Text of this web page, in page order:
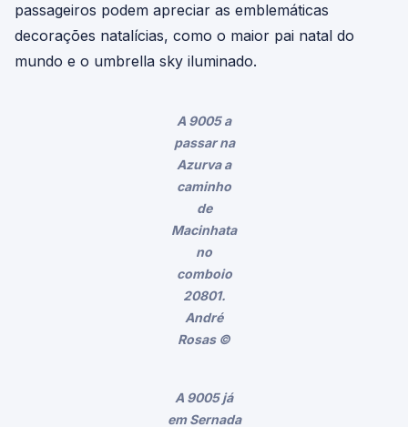
passageiros podem apreciar as emblemáticas
decorações natalícias, como o maior pai natal do
mundo e o umbrella sky iluminado.
A 9005 a
passar na
Azurva a
caminho
de
Macinhata
no
comboio
20801.
André
Rosas ©
A 9005 já
em Sernada